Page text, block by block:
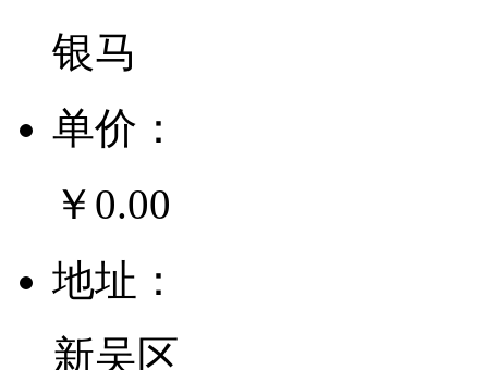
银马
单价：
￥0.00
地址：
新吴区